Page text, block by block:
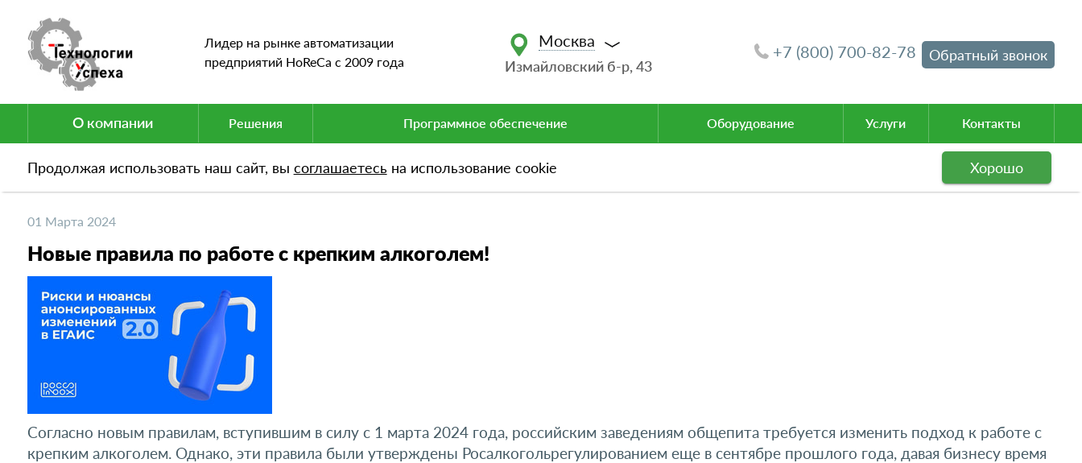
Лидер на рынке автоматизации
предприятий HoReCa c 2009 года
Москва
Измайловский б-р, 43
+7 (800) 700-82-78 Обратный звонок
О компании Решения Программное обеспечение Оборудование Услуги Контакты
Продолжая использовать наш сайт, вы соглашаетесь на использование cookie Хорошо
Новости Новые правила по работе с крепким алкоголем!
01 Марта 2024
Новые правила по работе с крепким алкоголем!
Согласно новым правилам, вступившим в силу с 1 марта 2024 года, российским заведениям общепита требуется изменить подход к работе с
крепким алкоголем. Однако, эти правила были утверждены Росалкогольрегулированием еще в сентябре прошлого года, давая бизнесу время